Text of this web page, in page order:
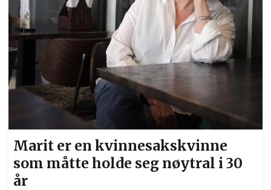
Marit er en kvinnesakskvinne
som måtte holde seg nøytral i 30
år